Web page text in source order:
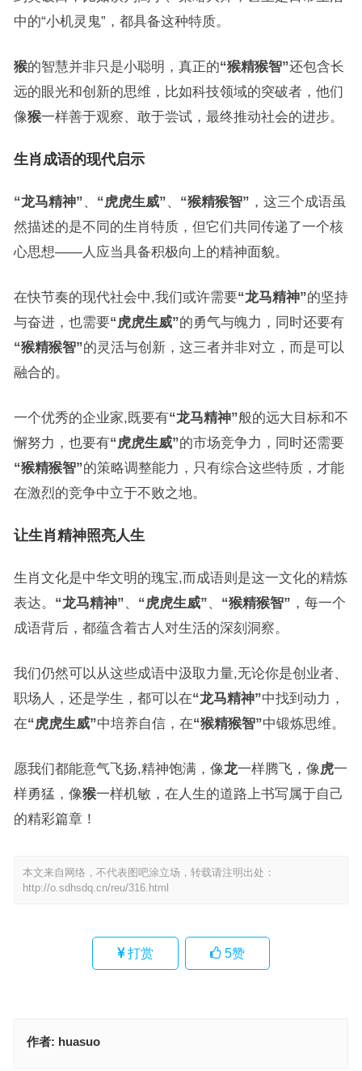
中的“小机灵鬼”，都具备这种特质。
猴的智慧并非只是小聪明，真正的“猴精猴智”还包含长
远的眼光和创新的思维，比如科技领域的突破者，他们
像猴一样善于观察、敢于尝试，最终推动社会的进步。
生肖成语的现代启示
“龙马精神”、 “虎虎生威”、 “猴精猴智” ，这三个成语虽
然描述的是不同的生肖特质，但它们共同传递了一个核
心思想——人应当具备积极向上的精神面貌。
在快节奏的现代社会中,我们或许需要“龙马精神”的坚持
与奋进，也需要“虎虎生威”的勇气与魄力，同时还要有
“猴精猴智”的灵活与创新，这三者并非对立，而是可以
融合的。
一个优秀的企业家,既要有“龙马精神”般的远大目标和不
懈努力，也要有“虎虎生威”的市场竞争力，同时还需要
“猴精猴智”的策略调整能力，只有综合这些特质，才能
在激烈的竞争中立于不败之地。
让生肖精神照亮人生
生肖文化是中华文明的瑰宝,而成语则是这一文化的精炼
表达。 “龙马精神”、 “虎虎生威”、 “猴精猴智” ，每一个
成语背后，都蕴含着古人对生活的深刻洞察。
我们仍然可以从这些成语中汲取力量,无论你是创业者、
职场人，还是学生，都可以在“龙马精神”中找到动力，
在“虎虎生威”中培养自信，在“猴精猴智”中锻炼思维。
愿我们都能意气飞扬,精神饱满，像龙一样腾飞，像 虎一
样勇猛，像猴一样机敏，在人生的道路上书写属于自己
的精彩篇章！
本文来自网络，不代表图吧涂立场，转载请注明出处：
http://o.sdhsdq.cn/reu/316.html
打赏 5赞
作者: huasuo